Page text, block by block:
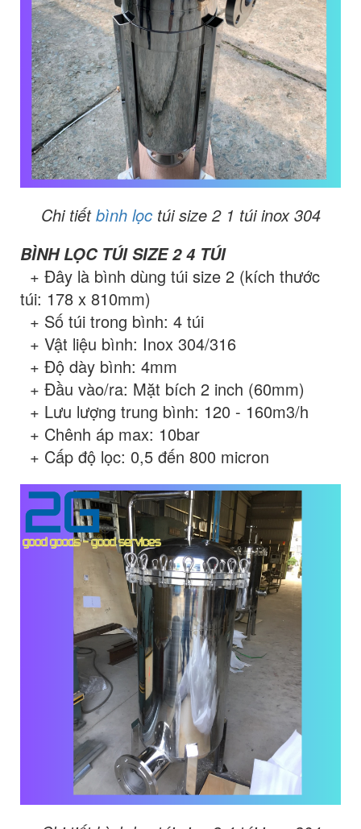
Chi tiếtbình lọctúi size 2 1 túi inox 304
BÌNH LỌC TÚI SIZE 2 4 TÚI
+ Đây là bình dùng túi size 2 (kích thước
túi: 178 x 810mm)
+ Số túi trong bình: 4 túi
+ Vật liệu bình: Inox 304/316
+ Độ dày bình: 4mm
+ Đầu vào/ra: Mặt bích 2 inch (60mm)
+ Lưu lượng trung bình: 120 - 160m3/h
+ Chênh áp max: 10bar
+ Cấp độ lọc: 0,5 đến 800 micron